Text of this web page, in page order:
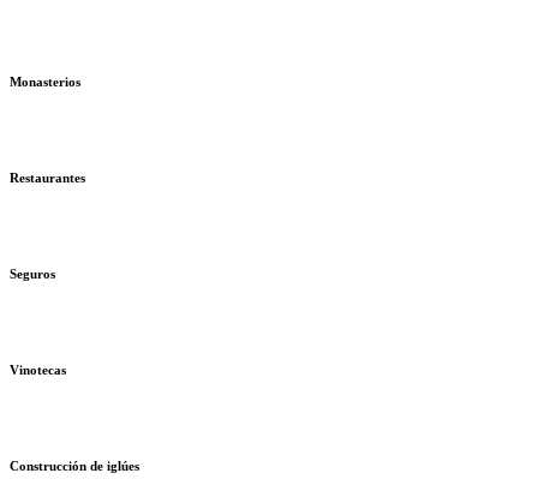
Monasterios
Restaurantes
Seguros
Vinotecas
Construcción de iglúes